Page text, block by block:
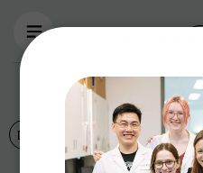
Aller au contenu principal
Raise
Dans les nouvelles